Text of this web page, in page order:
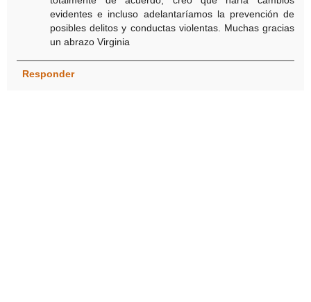
evidentes e incluso adelantaríamos la prevención de
posibles delitos y conductas violentas. Muchas gracias
un abrazo Virginia
Responder